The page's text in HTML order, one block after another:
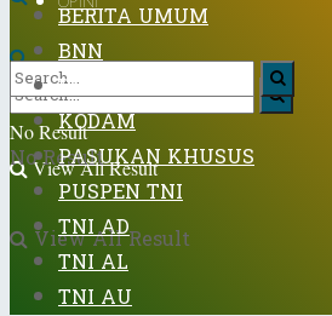
No Result
View All Result
No Result
View All Result
BERITA UMUM
BNN
DISPENAD
KODAM
PASUKAN KHUSUS
PUSPEN TNI
TNI AD
TNI AL
TNI AU